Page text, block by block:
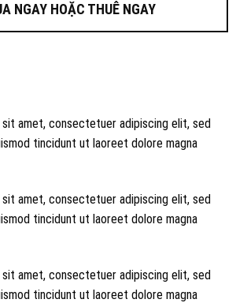
NGAY HOẶC THUÊ NGAY
sit amet, consectetuer adipiscing elit, sed
tincidunt ut laoreet dolore magna
sit amet, consectetuer adipiscing elit, sed
tincidunt ut laoreet dolore magna
sit amet, consectetuer adipiscing elit, sed
tincidunt ut laoreet dolore magna